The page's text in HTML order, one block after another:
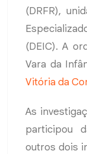
(DRFR),
(DEIC). A
Vara da
Vitória da
As
participou
outros dois